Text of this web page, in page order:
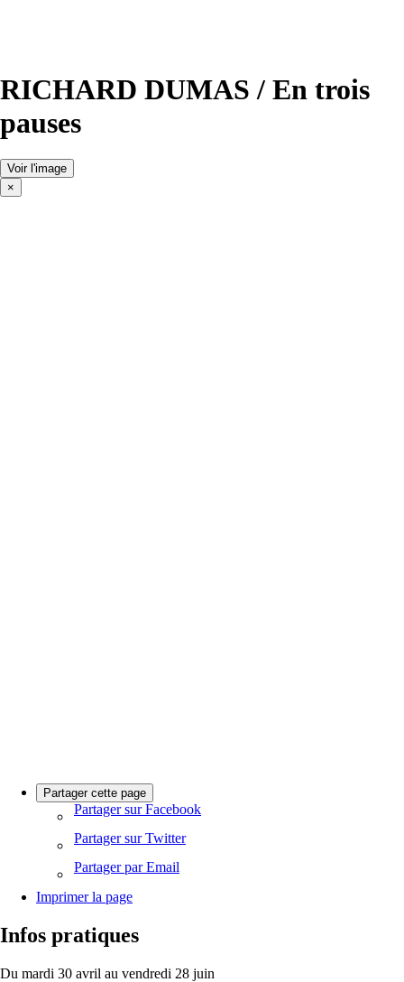
RICHARD DUMAS / En trois
pauses
Voir l'image
×
Partager cette page
Partager sur Facebook
Partager sur Twitter
Partager par Email
Imprimer la page
Infos pratiques
Du mardi 30 avril au vendredi 28 juin